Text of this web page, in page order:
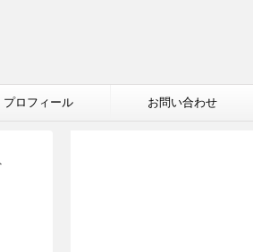
プロフィール お問い合わせ